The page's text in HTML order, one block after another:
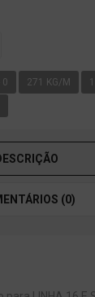
0 271 KG/M
(0)